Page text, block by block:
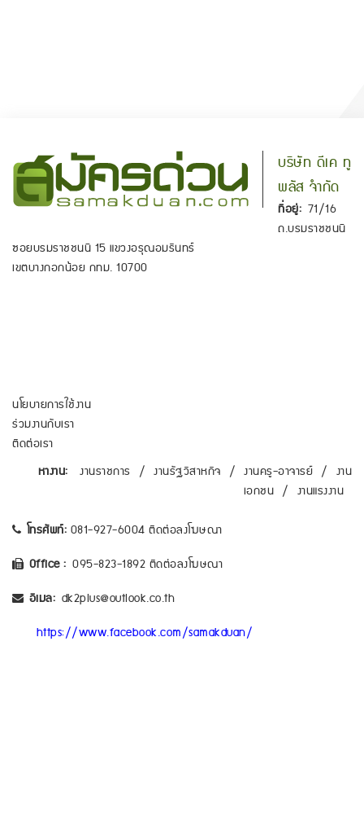
บริษัท ดีเค ทู
พลัส จำกัด
ที่อยู่: 71/16
ถ.บรมราชชนนี
ซอยบรมราชชนนี 15 แขวงอรุณอมรินทร์
เขตบางกอกน้อย กทม. 10700
นโยบายการใช้งาน
ร่วมงานกับเรา
ติดต่อเรา
หางาน:
งานราชการ / งานรัฐวิสาหกิจ / งานครู-อาจารย์ / งาน
เอกชน / งานแรงงาน
โทรศัพท์: 081-927-6004 ติดต่อลงโฆษณา
Office : 095-823-1892 ติดต่อลงโฆษณา
อีเมล: dk2plus@outlook.co.th
https://www.facebook.com/samakduan/